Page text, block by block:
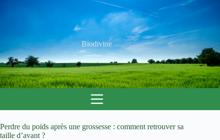
Biodivine
Perdre du poids après une grossesse : comment retrouver sa
taille d’avant ?